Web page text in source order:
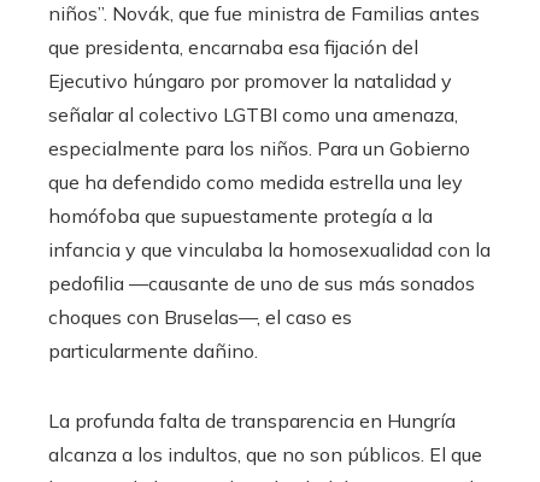
niños”. Novák, que fue ministra de Familias antes
que presidenta, encarnaba esa fijación del
Ejecutivo húngaro por promover la natalidad y
señalar al colectivo LGTBI como una amenaza,
especialmente para los niños. Para un Gobierno
que ha defendido como medida estrella una ley
homófoba que supuestamente protegía a la
infancia y que vinculaba la homosexualidad con la
pedofilia —causante de uno de sus más sonados
choques con Bruselas—, el caso es
particularmente dañino.
La profunda falta de transparencia en Hungría
alcanza a los indultos, que no son públicos. El que